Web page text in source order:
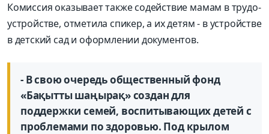
Комиссия оказывает также содействие мамам в трудо­
устройстве, отметила спикер, а их детям - в устройстве
в детский сад и оформлении документов.
- В свою очередь общественный фонд
«Бақытты шаңырақ» создан для
поддержки семей, воспитывающих детей с
проб­лемами по здоровью. Под крылом